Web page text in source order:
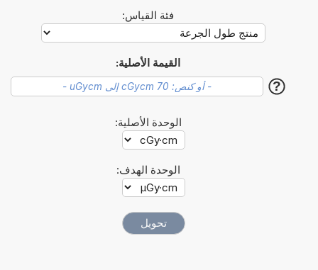
فئة القياس:
القيمة الأصلية:
?
الوحدة الأصلية:
الوحدة الهدف: